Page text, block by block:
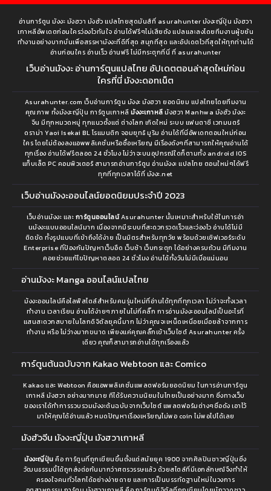
อ่านการ์ตูน มังงะ มังฮวา มังฮัว แปลไทยสุดมันส์ที่ asurahunter มังงะญี่ปุ่น มังฮวา
เกาหลีอัพเดตก่อนใครว่องไวทันใจ อ่านได้ฟรีๆไม่เสียตัง แปลและลงโดยทีมงานผู้ขยัน
ทำงานอย่างบากบั่นเพื่อสรรหามังงะที่ดีที่สุด สนุกที่สุด และอัปเดตไวที่สุดให้ทุกท่านได้
อ่านก่อนใคร อ่านเร็ว อ่านฟรี ไม่มีกระตุกที่นี่ ที่ asurahunter
เว็บอ่านมังงะ อ่านการ์ตูนแปลไทย อัปเดตตอนล่าสุดใหม่ก่อน
ใครที่นี่ มังงะดอทเน็ต
Asurahunter.com เว็บอ่านการ์ตูน มังงะ มังฮวา ยอดนิยม แปลไทยโดยทีมงาน
คุณภาพ ทั้งมังงะญี่ปุ่น การ์ตูนเกาหลีมังงะเกาหลี มังฮวา Manhwa มังฮัว มังงะ
จีน มีทุกหมวดหมู่ ทุกแนวตั้งแต่ ต่างโลก เกิดใหม่ ระบบ แฟนตาซี เวทมนตร์
ดราม่า Yaoi Isekai BL โรแมนติก จอมยุทธ์ มูริม อ่านได้ที่นี่อัพเดทตอนใหม่ก่อน
ใคร โดยไม่ต้องลงแอพพลิเคชั่นหรือซื้อเหรียญ มีเรื่องดังๆที่สามารถให้คุณอ่านได้
ทุกเรื่อง อ่านได้ฟรีตลอด 24 ชั่วโมง ไม่ว่าจะบนอุปกรณ์ใดก็ตามทั้ง android IOS
แท็บเล็ต PC คอมพิวเตอร์ สามารถอ่านการ์ตูน อ่านมังงะ แปลไทย ตอนใหม่ๆได้ฟรี
ทุกที่ทุกเวลาได้ที่ มังงะ.net
เว็บอ่านมังงะออนไลน์ยอดนิยมประจำปี 2023
เว็บอ่านมังงะ และ การ์ตูนออนไลน์Asurahunter นั้นเหมาะสำหรับใช้ในการอ่า
นมังงะแบบออนไลน์มาก เนื่องจากมีระบบที่สะดวกรวดเร็วและว่องไว อ่านได้ไม่มี
ติดขัด ทั้งรูปแบบที่เข้าถึงได้ง่าย เป็นมิตรสำหรับทุกวัย พร้อมด้วยเซิฟเวอร์ระดับ
Enterprise ที่ป้องกันปัญหาเว็บอืด เว็บช้า เว็บกระตุก ได้อย่างครบถ้วน มีทีมงาน
คอยช่วยแก้ไขปัญหาตลอด 24 ชั่วโมง อ่านได้ทั้งวันไม่มีเบื่อแน่นอน
อ่านมังงะ Manga ออนไลน์แปลไทย
ม้งงะออนไลน์คือไลฟ์สไตล์สำหรับคนรุ่นใหม่ที่อ่านได้ทุกที่ทุกเวลา ไม่ว่าจะทั้งเวลา
ทำงาน เวลาเรียน อ่านได้ง่ายๆภายในไม่กี่คลิ๊ก การอ่านมังงะออนไลน์เป็นอะไรที่
แสนสะดวกสบายในโลกดิจิตัลยุคนี้มาก ไม่ว่าคุณจะเหน็ดเหนื่อยเมื่อยล้าจากการ
ทำงาน หรือ ไม่ว่างมากขนาด เพียงแค่คุณคลิ๊กเข้าเว็บไซต์ Asurahunter ครั้ง
เดียว คุณก็สามารถอ่านได้ทุกเรื่องแล้ว
การ์ตูนต้นฉบับจาก Kakao Webtoon และ Comico
Kakao และ Webtoon คือแอพพลิเคชั่นแพลตฟอร์มยอดนิยม ในการอ่านการ์ตูน
เกาหลี มังฮวา อย่างมากมาย ทีได้รับความนิยมในไทยเป็นอย่างมาก ซึ่งทางเว็บ
ของเราได้ทำการรวบรวมมังงะต้นฉบับจากเว็บไซต์ แพลตฟอร์มต่างๆชื่อดัง เอาไว้
มาให้คุณได้อ่านแล้ว หมดปัญหาเรื่องเหรียญไม่พอ coin ไม่พอไปได้เลย
มังฮัวจีน มังงะญี่ปุ่น มังฮวาเกาหลี
มังงะญี่ปุ่น คือ การ์ตูนที่ถูกเขียนขึ้นตั้งแต่สมัยยุค 1900 จากศิลปินชาวญี่ปุ่นซึ่ง
วัฒนธรรมนี้ได้ถูกส่งต่อกันมากว่าศตรวรรษแล้ว ด้วยสไตล์ที่มีเอกลักษณ์จึงทำให้
ครองใจคนทั่วโลกได้อย่างง่ายดาย และการเป็นบรรทัดฐานใหม่ในวงการ